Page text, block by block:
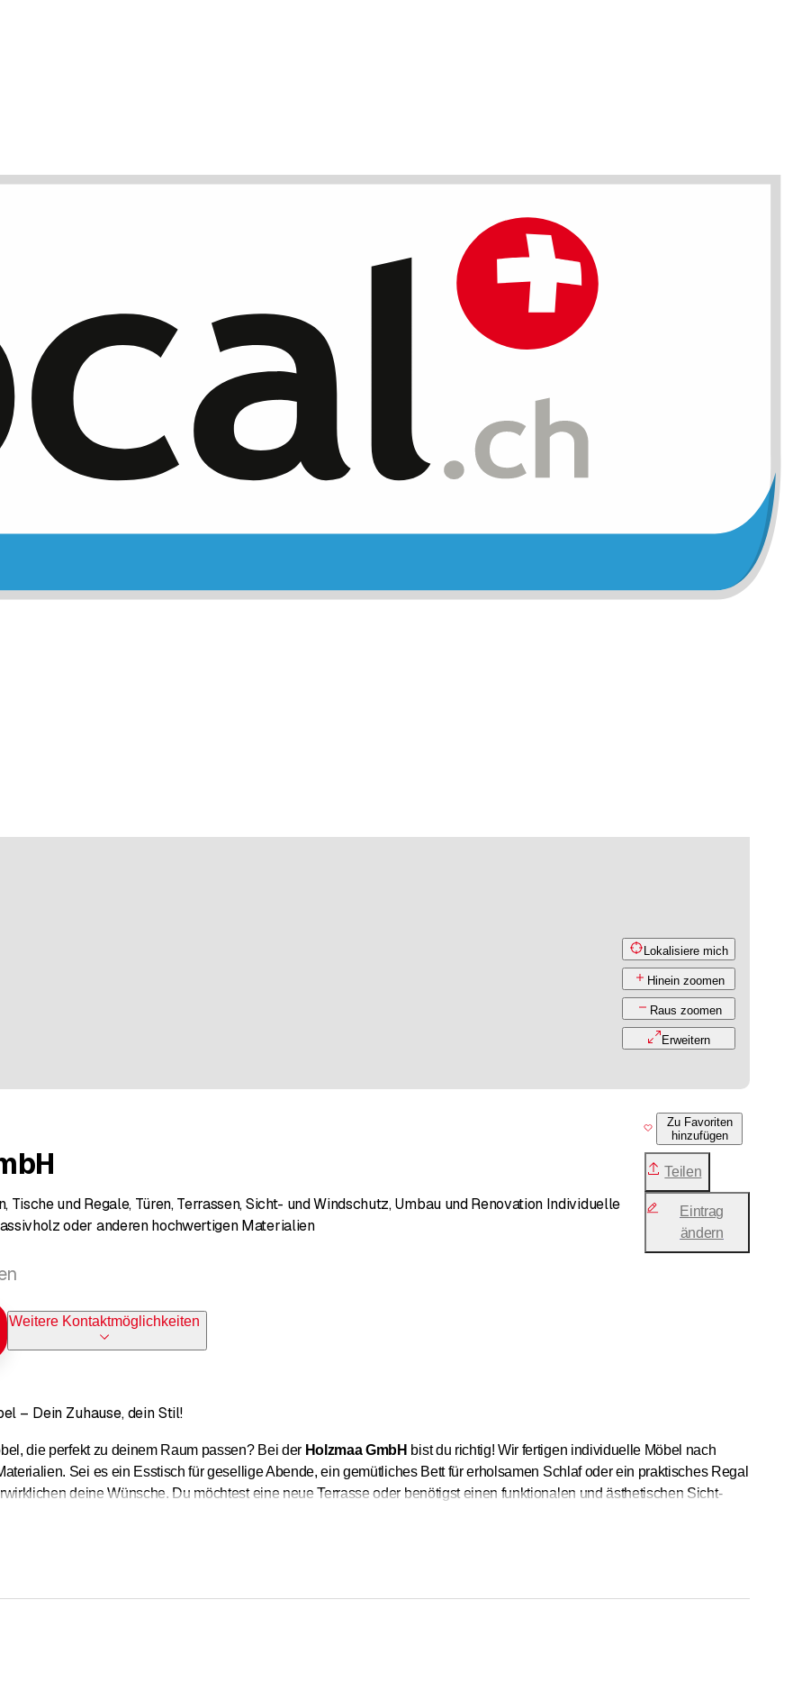
Lokalisiere mich
Hinein zoomen
Raus zoomen
Erweitern
16 Bewertungen
Tische und Regale, Türen, Terrassen, Sicht- und Windschutz, Umbau und Renovation Individuelle
oder anderen hochwertigen Materialien
Weitere Kontaktmöglichkeiten
Zu Favoriten
hinzufügen
Teilen
Eintrag
ändern
– Dein Zuhause, dein Stil!
die perfekt zu deinem Raum passen? Bei der Holzmaa GmbH bist du richtig! Wir fertigen individuelle Möbel nach
Sei es ein Esstisch für gesellige Abende, ein gemütliches Bett für erholsamen Schlaf oder ein praktisches Regal
deine Wünsche. Du möchtest eine neue Terrasse oder benötigst einen funktionalen und ästhetischen Sicht-